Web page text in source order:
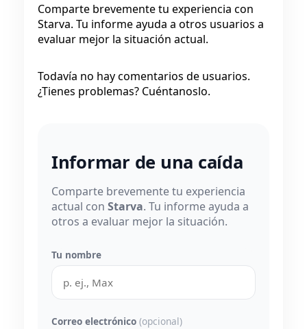
Comparte brevemente tu experiencia con
Starva. Tu informe ayuda a otros usuarios a
evaluar mejor la situación actual.
Todavía no hay comentarios de usuarios.
¿Tienes problemas? Cuéntanoslo.
Informar de una caída
Comparte brevemente tu experiencia
actual con Starva. Tu informe ayuda a
otros a evaluar mejor la situación.
Tu nombre
Correo electrónico (opcional)